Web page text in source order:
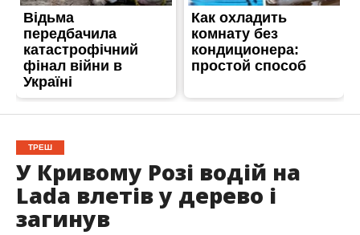
ТРЕШ
У Кривому Розі водій на
Lada влетів у дерево і
загинув